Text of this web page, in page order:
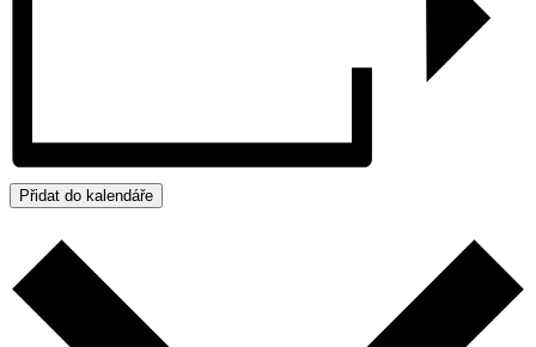
Přidat do kalendáře